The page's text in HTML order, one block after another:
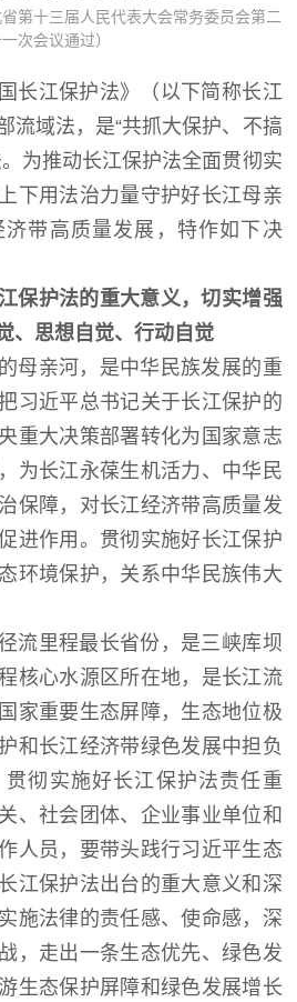
省第十三届人民代表大会常务委员会第二
次会议通过）
长江保护法》（以下简称长江
流域法，是“共抓大保护、不搞
为推动长江保护法全面贯彻实
下用法治力量守护好长江母亲
带高质量发展，特作如下决
保护法的重大意义，切实增强
、思想自觉、行动自觉
母亲河，是中华民族发展的重
习近平总书记关于长江保护的
重大决策部署转化为国家意志
为长江永葆生机活力、中华民
保障，对长江经济带高质量发
进作用。贯彻实施好长江保护
环境保护，关系中华民族伟大
流里程最长省份，是三峡库坝
核心水源区所在地，是长江流
家重要生态屏障，生态地位极
和长江经济带绿色发展中担负
彻实施好长江保护法责任重
、社会团体、企业事业单位和
人员，要带头践行习近平生态
江保护法出台的重大意义和深
施法律的责任感、使命感，深
，走出一条生态优先、绿色发
生态保护屏障和绿色发展增长